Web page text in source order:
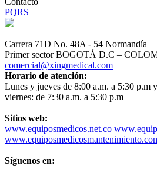
PQRS
Carrera 71D No. 48A - 54 Normandía
Primer sector BOGOTÁ D.C –
comercial@xingmedical.com
Horario de atención:
Lunes y jueves de 8:00 a.m. a 5:30 p.m
viernes: de 7:30 a.m. a 5:30 p.m
Sitios web:
www.equiposmedicos.net.co
Síguenos en: